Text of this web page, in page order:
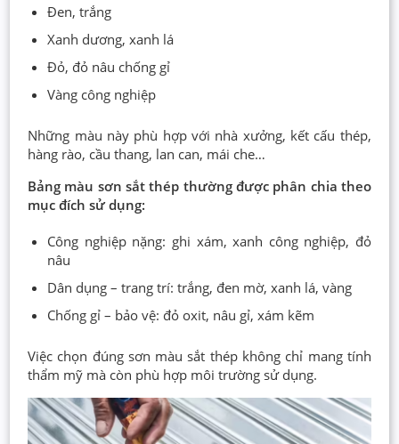
Đen, trắng
Xanh dương, xanh lá
Đỏ, đỏ nâu chống gỉ
Vàng công nghiệp
Những màu này phù hợp với nhà xưởng, kết cấu thép,
hàng rào, cầu thang, lan can, mái che…
Bảng màu sơn sắt thép thường được phân chia theo
mục đích sử dụng:
Công nghiệp nặng: ghi xám, xanh công nghiệp, đỏ
nâu
Dân dụng – trang trí: trắng, đen mờ, xanh lá, vàng
Chống gỉ – bảo vệ: đỏ oxit, nâu gỉ, xám kẽm
Việc chọn đúng sơn màu sắt thép không chỉ mang tính
thẩm mỹ mà còn phù hợp môi trường sử dụng.